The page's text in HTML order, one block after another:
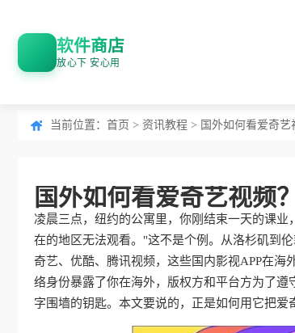
软件商店
放心下 安心用
当前位置： 首页 > 资讯教程 > 国外如何看爱奇
国外如何看爱奇艺视频
凌晨三点，纽约的公寓里，你刚结束一天的课
在的地区无法观看。"这不是个例。从洛杉矶到
奇艺、优酷、腾讯视频，这些国内影视APP在
络身份暴露了你在海外，版权方和平台方为了
字围墙的钥匙。本文要说的，正是如何用它把爱